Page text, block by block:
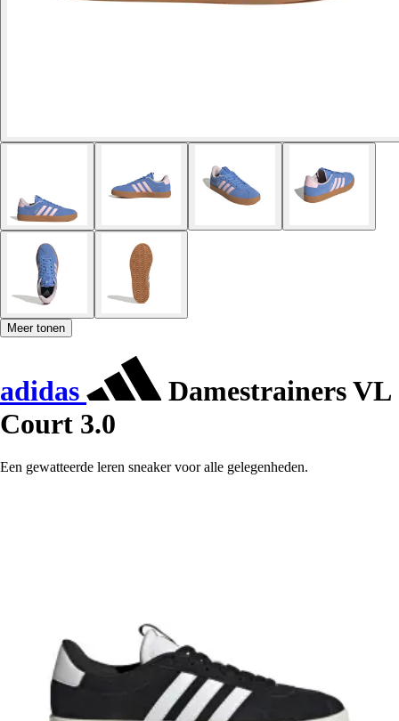
Meer tonen
adidas
Damestrainers VL
Court 3.0
Een gewatteerde leren sneaker voor alle gelegenheden.